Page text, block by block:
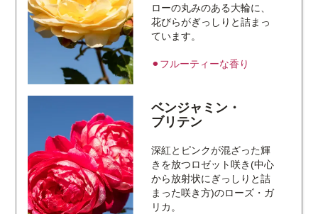
ローの丸みのある大輪に、
花びらがぎっしりと詰まっ
ています。
⚫︎フルーティーな香り
ベンジャミン・
ブリテン
深紅とピンクが混ざった輝
きを放つロゼット咲き(中心
から放射状にぎっしりと詰
まった咲き方)のローズ・ガ
リカ。